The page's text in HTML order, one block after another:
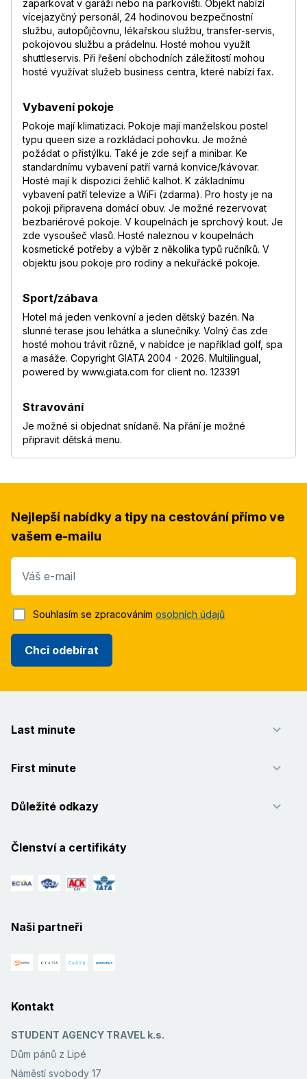
zaparkovat v garáži nebo na parkovišti. Objekt nabízí
vícejazyčný personál, 24 hodinovou bezpečnostní
službu, autopůjčovnu, lékařskou službu, transfer-servis,
pokojovou službu a prádelnu. Hosté mohou využít
shuttleservis. Při řešení obchodních záležitostí mohou
hosté využívat služeb business centra, které nabízí fax.
Vybavení pokoje
Pokoje mají klimatizaci. Pokoje mají manželskou postel
typu queen size a rozkládací pohovku. Je možné
požádat o přistýlku. Také je zde sejf a minibar. Ke
standardnímu vybavení patří varná konvice/kávovar.
Hosté mají k dispozici žehlič kalhot. K základnímu
vybavení patří televize a WiFi (zdarma). Pro hosty je na
pokoji připravena domácí obuv. Je možné rezervovat
bezbariérové pokoje. V koupelnách je sprchový kout. Je
zde vysoušeč vlasů. Hosté naleznou v koupelnách
kosmetické potřeby a výběr z několika typů ručníků. V
objektu jsou pokoje pro rodiny a nekuřácké pokoje.
Sport/zábava
Hotel má jeden venkovní a jeden dětský bazén. Na
slunné terase jsou lehátka a slunečníky. Volný čas zde
hosté mohou trávit různě, v nabídce je například golf, spa
a masáže. Copyright GIATA 2004 - 2026. Multilingual,
powered by www.giata.com for client no. 123391
Stravování
Je možné si objednat snídaně. Na přání je možné
připravit dětská menu.
Nejlepší nabídky a tipy na cestování přímo ve
vašem e-mailu
Váš e-mail
Chci odebírat
Souhlasím se zpracováním osobních údajů
Last minute
First minute
Důležité odkazy
Členství a certifikáty
Naši partneři
Kontakt
STUDENT AGENCY TRAVEL k.s.
Dům pánů z Lipé
Náměstí svobody 17